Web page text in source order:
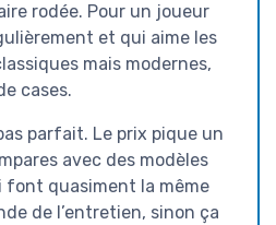
rodée. Pour un joueur
et qui aime les
mais modernes,
cases.
parfait. Le prix pique un
avec des modèles
font quasiment la même
de l’entretien, sinon ça